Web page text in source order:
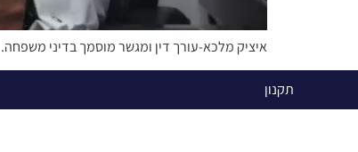
איציק מלכא-עורך דין ומגשר מוסמך בדיני משפחה.
תקנון